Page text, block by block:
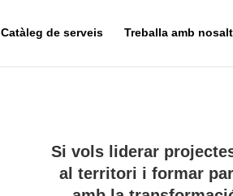
Catàleg de serveis Treballa amb
Si vols liderar
al territori i formar